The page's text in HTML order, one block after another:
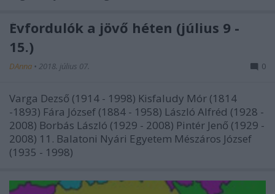
Évfordulók a jövő héten (július 9 -
15.)
DAnna • 2018. július 07. 0
Varga Dezső (1914 - 1998) Kisfaludy Mór (1814
-1893) Fára József (1884 - 1958) László Alfréd (1928 -
2008) Borbás László (1929 - 2008) Pintér Jenő (1929 -
2008) 11. Balatoni Nyári Egyetem Mészáros József
(1935 - 1998)